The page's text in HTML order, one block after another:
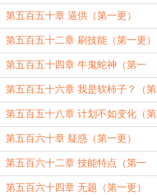
更）
第五百五十章 逼供（第一更）
第五百五十二章 刷技能（第一更）
第五百五十四章 牛鬼蛇神（第一
更）
第五百五十六章 我是软柿子？（第
一更）
第五百五十八章 计划不如变化（第
一更）
第五百六十章 疑惑（第一更）
第五百六十二章 技能特点（第一
更）
第五百六十四章 无题（第一更）